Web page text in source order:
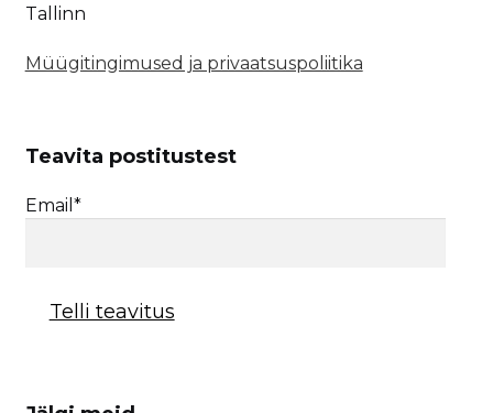
Tallinn
Müügitingimused ja privaatsuspoliitika
Teavita postitustest
Email*